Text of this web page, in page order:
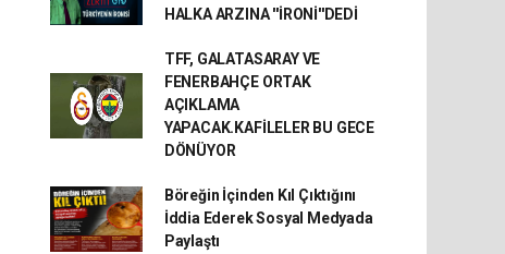
HALKA ARZINA ''İRONİ''DEDİ
TFF, GALATASARAY VE
FENERBAHÇE ORTAK
AÇIKLAMA
YAPACAK.KAFİLELER BU GECE
DÖNÜYOR
Böreğin İçinden Kıl Çıktığını
İddia Ederek Sosyal Medyada
Paylaştı